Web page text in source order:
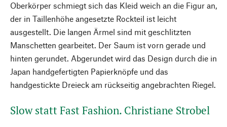
Oberkörper schmiegt sich das Kleid weich an die Figur an,
der in Taillenhöhe angesetzte Rockteil ist leicht
ausgestellt. Die langen Ärmel sind mit geschlitzten
Manschetten gearbeitet. Der Saum ist vorn gerade und
hinten gerundet. Abgerundet wird das Design durch die in
Japan handgefertigten Papierknöpfe und das
handgestickte Dreieck am rückseitig angebrachten Riegel.
Slow statt Fast Fashion. Christiane Strobel